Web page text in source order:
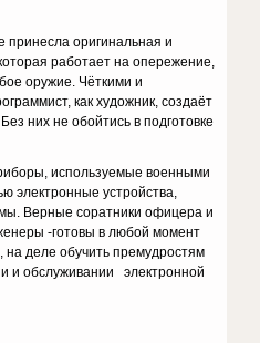
принесла оригинальная и
работает на опережение,
оружие. Чёткими и
как художник, создаёт
них не обойтись в подготовке
используемые военными
электронные устройства,
Верные соратники офицера и
-готовы в любой момент
деле обучить премудростям
и обслуживании электронной